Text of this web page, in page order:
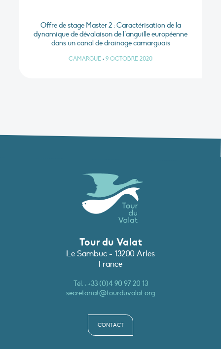
Offre de stage Master 2 : Caractérisation de la
dynamique de dévalaison de l’anguille européenne
dans un canal de drainage camarguais
CAMARGUE • 9 OCTOBRE 2020
Tour du Valat
Le Sambuc - 13200 Arles
France
Tél. :+33 (0)4 90 97 20 13
secretariat@tourduvalat.org
CONTACT